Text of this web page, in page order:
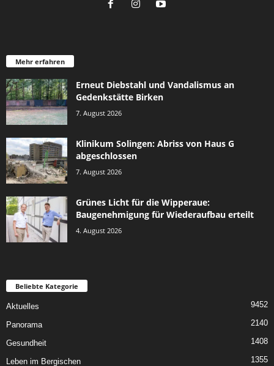
Mehr erfahren
Erneut Diebstahl und Vandalismus an
Gedenkstätte Birken
7. August 2026
Klinikum Solingen: Abriss von Haus G
abgeschlossen
7. August 2026
Grünes Licht für die Wipperaue:
Baugenehmigung für Wiederaufbau erteilt
4. August 2026
Beliebte Kategorie
Aktuelles 9452
Panorama 2140
Gesundheit 1408
Leben im Bergischen 1355